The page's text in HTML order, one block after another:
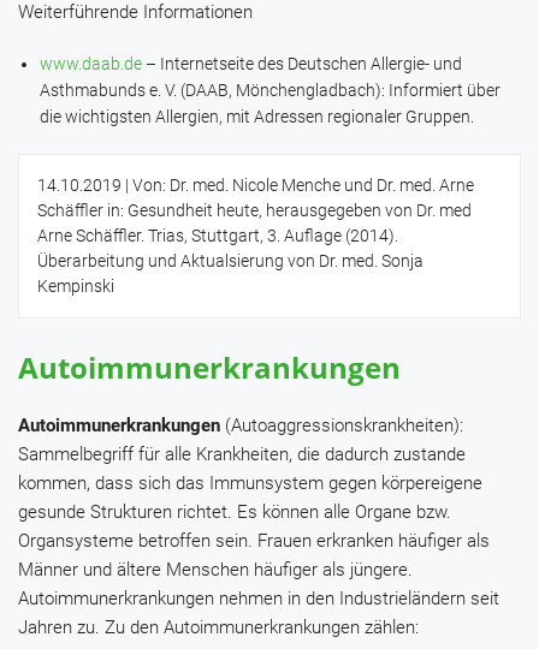
Weiterführende Informationen
www.daab.de– Internetseite des Deutschen Allergie- und
Asthmabunds e. V. (DAAB, Mönchengladbach): Informiert über
die wichtigsten Allergien, mit Adressen regionaler Gruppen.
14.10.2019 | Von: Dr. med. Nicole Menche und Dr. med. Arne
Schäffler in: Gesundheit heute, herausgegeben von Dr. med
Arne Schäffler. Trias, Stuttgart, 3. Auflage (2014).
Überarbeitung und Aktualsierung von Dr. med. Sonja
Kempinski
Autoimmunerkrankungen
Autoimmunerkrankungen (Autoaggressionskrankheiten):
Sammelbegriff für alle Krankheiten, die dadurch zustande
kommen, dass sich das Immunsystem gegen körpereigene
gesunde Strukturen richtet. Es können alle Organe bzw.
Organsysteme betroffen sein. Frauen erkranken häufiger als
Männer und ältere Menschen häufiger als jüngere.
Autoimmunerkrankungen nehmen in den Industrieländern seit
Jahren zu. Zu den Autoimmunerkrankungen zählen: